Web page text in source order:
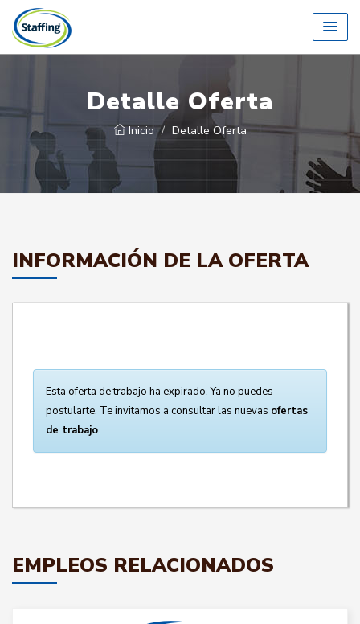
Detalle Oferta
Inicio Detalle Oferta
INFORMACIÓN DE LA OFERTA
Esta oferta de trabajo ha expirado. Ya no puedes
postularte. Te invitamos a consultar las nuevas ofertas
de trabajo.
EMPLEOS RELACIONADOS